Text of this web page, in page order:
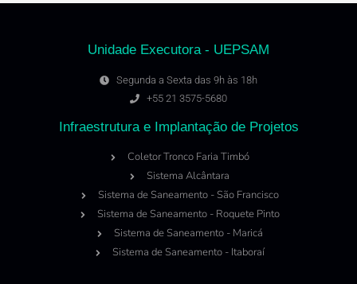
Unidade Executora - UEPSAM
Segunda a Sexta das 9h às 18h
+55 21 3575-5680
Infraestrutura e Implantação de Projetos
Coletor Tronco Faria Timbó
Sistema Alcântara
Sistema de Saneamento - São Francisco
Sistema de Saneamento - Roquete Pinto
Sistema de Saneamento - Maricá
Sistema de Saneamento - Itaboraí